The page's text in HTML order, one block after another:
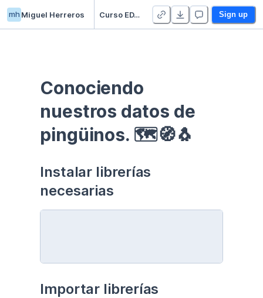
mh Miguel Herreros Curso EDA - Communication - Duplicate Sign up
Conociendo
nuestros datos de
pingüinos. 🗺🧭🐧
Instalar librerías
necesarias
Importar librerías